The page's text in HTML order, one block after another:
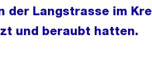
der Langstrasse im
und beraubt hatten.